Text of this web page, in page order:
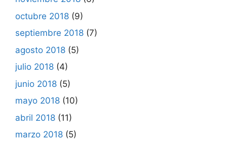
octubre 2018 (9)
septiembre 2018 (7)
agosto 2018 (5)
julio 2018 (4)
junio 2018 (5)
mayo 2018 (10)
abril 2018 (11)
marzo 2018 (5)